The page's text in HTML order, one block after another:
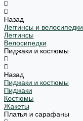
Назад
Леггинсы и велосипедки
Леггинсы
Велосипедки
Пиджаки и костюмы
Назад
Пиджаки и костюмы
Пиджаки
Костюмы
Жакеты
Платья и сарафаны